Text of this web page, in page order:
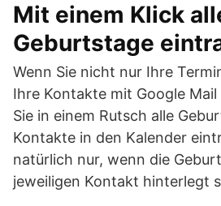
Mit einem Klick
Geburtstage
Wenn Sie nicht nur Ihre
Ihre Kontakte mit Google
Sie in einem Rutsch alle
Kontakte in den Kalender
natürlich nur, wenn die
jeweiligen Kontakt hinterlegt